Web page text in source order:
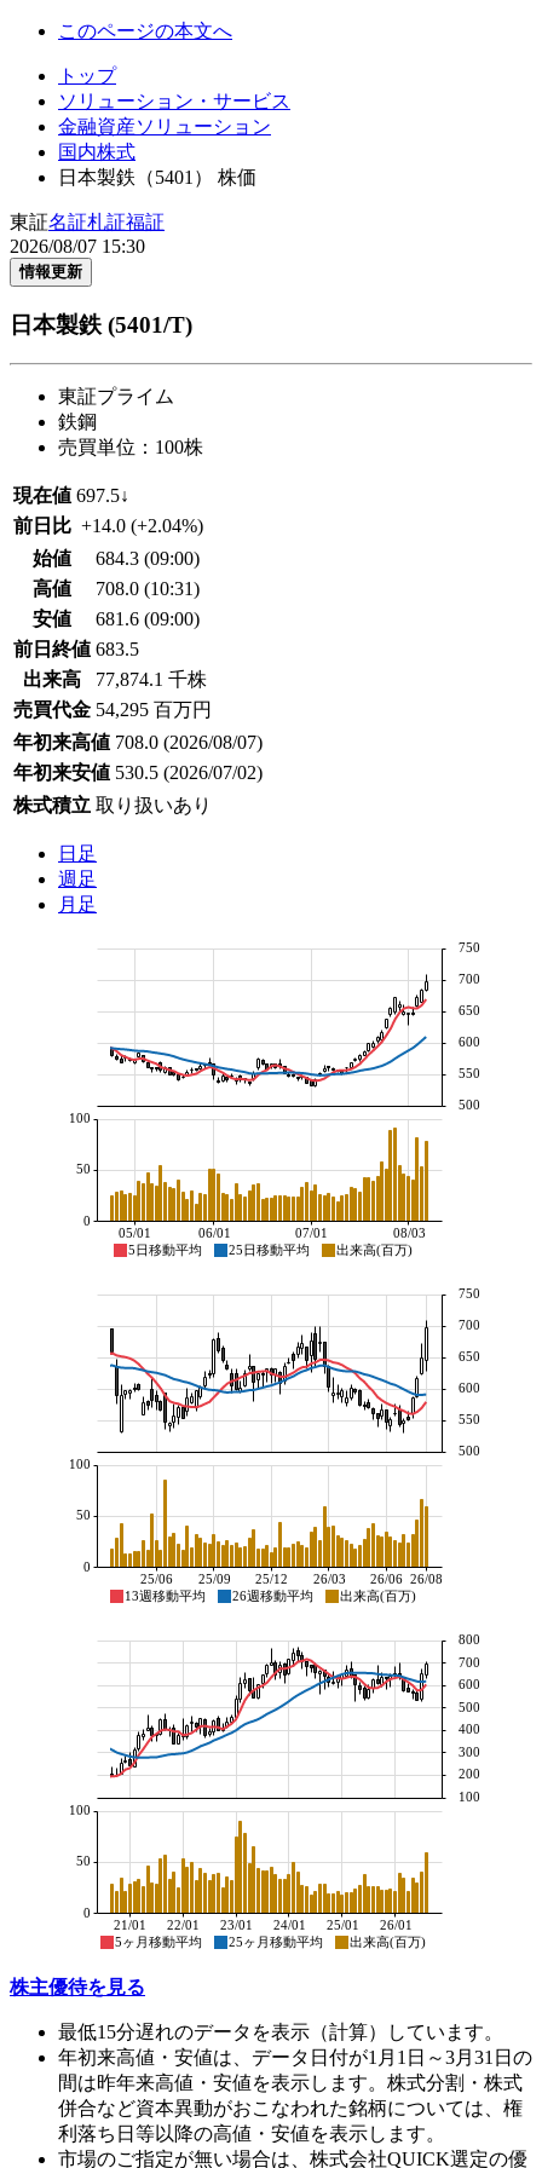
このページの本文へ
トップ
ソリューション・サービス
金融資産ソリューション
国内株式
日本製鉄（5401） 株価
東証名証札証福証
2026/08/07 15:30
情報更新
日本製鉄 (5401/T)
東証プライム
鉄鋼
売買単位：100株
現在値 697.5↓
前日比 +14.0 (+2.04%)
始値
684.3 (09:00)
高値
708.0 (10:31)
安値
681.6 (09:00)
前日終値 683.5
出来高
77,874.1 千株
売買代金 54,295 百万円
年初来高値 708.0 (2026/08/07)
年初来安値 530.5 (2026/07/02)
株式積立 取り扱いあり
日足
週足
月足
5日移動平均 25日移動平均 出来高(百万)
08/03
07/01
06/01
05/01
500
550
600
650
700
750
0
50
100
13週移動平均 26週移動平均 出来高(百万)
26/08
26/06
26/03
25/12
25/09
25/06
500
550
600
650
700
750
0
50
100
5ヶ月移動平均 25ヶ月移動平均 出来高(百万)
26/01
25/01
24/01
23/01
22/01
21/01
100
200
300
400
500
600
700
800
0
50
100
株主優待を見る
最低15分遅れのデータを表示（計算）しています。
年初来高値・安値は、データ日付が1月1日～3月31日の
間は昨年来高値・安値を表示します。株式分割・株式
併合など資本異動がおこなわれた銘柄については、権
利落ち日等以降の高値・安値を表示します。
市場のご指定が無い場合は、株式会社QUICK選定の優